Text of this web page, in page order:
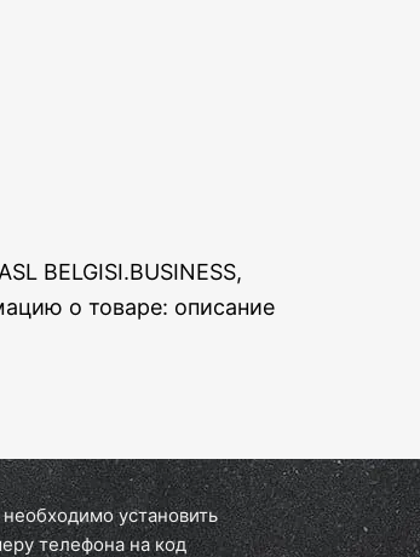
BELGISI.BUSINESS,
о товаре: описание
установить
телефона на код